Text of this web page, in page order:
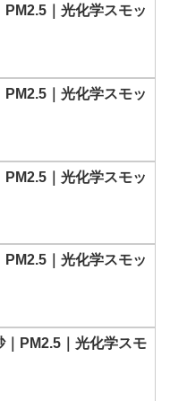
PM2.5｜光化学スモッ
PM2.5｜光化学スモッ
PM2.5｜光化学スモッ
PM2.5｜光化学スモッ
｜PM2.5｜光化学スモ